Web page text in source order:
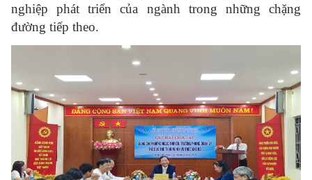
nghiệp phát triển của ngành trong những chặng
đường tiếp theo.